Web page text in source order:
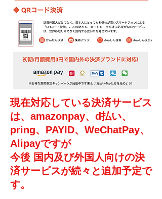
​現在対応している決済サービス
は、amazonpay、d払い、
pring、PAYID、WeChatPay、
Alipayですが
今後 国内及び外国人向けの決
済サービスが続々と追加予定で
す。